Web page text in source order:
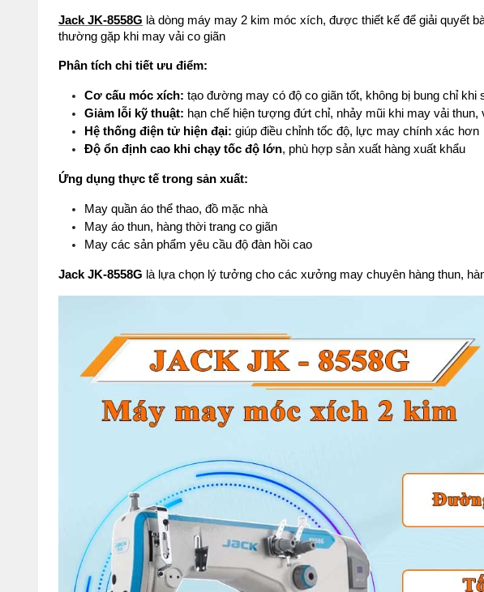
Jack JK-8558G là dòng máy may 2 kim móc xích, được thiết kế để giải quyết
thường gặp khi may vải co giãn
Phân tích chi tiết ưu điểm:
Cơ cấu móc xích: tạo đường may có độ co giãn tốt, không bị bung chỉ khi
Giảm lỗi kỹ thuật: hạn chế hiện tượng đứt chỉ, nhảy mũi khi may vải thun,
Hệ thống điện tử hiện đại: giúp điều chỉnh tốc độ, lực may chính xác hơn
Độ ổn định cao khi chạy tốc độ lớn, phù hợp sản xuất hàng xuất khẩu
Ứng dụng thực tế trong sản xuất:
May quần áo thể thao, đồ mặc nhà
May áo thun, hàng thời trang co giãn
May các sản phẩm yêu cầu độ đàn hồi cao
Jack JK-8558G là lựa chọn lý tưởng cho các xưởng may chuyên hàng thun,